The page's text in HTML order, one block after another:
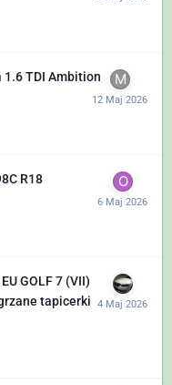
1.6 TDI Ambition
R18
GOLF 7 (VII)
tapicerki